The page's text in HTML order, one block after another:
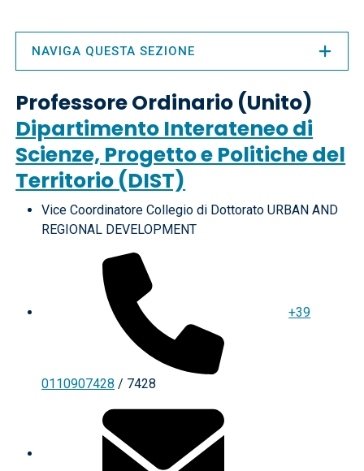
Professore Ordinario (Unito)
Dipartimento Interateneo di
Scienze, Progetto e Politiche del
Territorio (DIST)
Vice Coordinatore Collegio di Dottorato URBAN AND
REGIONAL DEVELOPMENT
+39
0110907428 / 7428
NAVIGA QUESTA SEZIONE